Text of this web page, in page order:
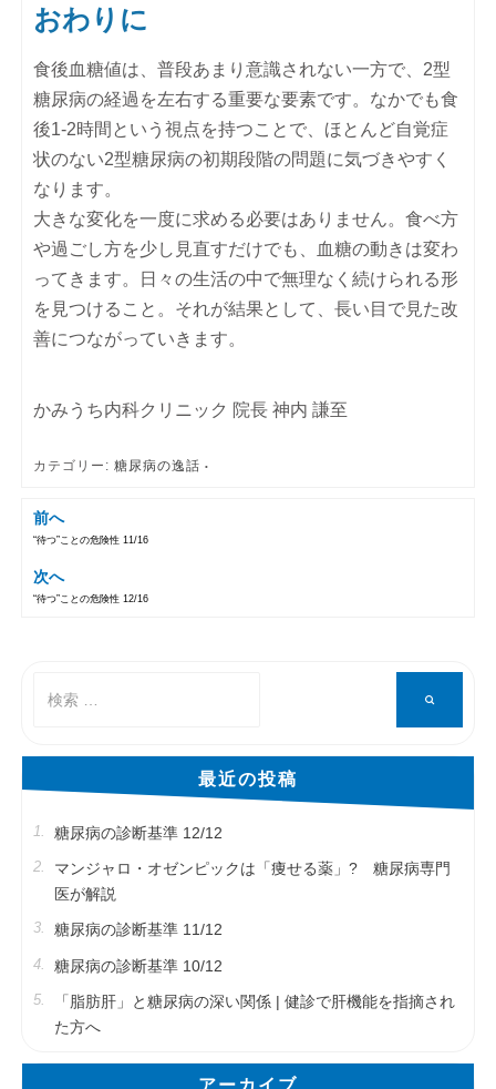
おわりに
食後血糖値は、普段あまり意識されない一方で、2型
糖尿病の経過を左右する重要な要素です。なかでも食
後1-2時間という視点を持つことで、ほとんど自覚症
状のない2型糖尿病の初期段階の問題に気づきやすく
なります。
大きな変化を一度に求める必要はありません。食べ方
や過ごし方を少し見直すだけでも、血糖の動きは変わ
ってきます。日々の生活の中で無理なく続けられる形
を見つけること。それが結果として、長い目で見た改
善につながっていきます。
かみうち内科クリニック 院長 神内 謙至
カテゴリー: 糖尿病の逸話
前へ
“待つ”ことの危険性 11/16
次へ
“待つ”ことの危険性 12/16
象:
最近の投稿
糖尿病の診断基準 12/12
マンジャロ・オゼンピックは「痩せる薬」? 糖尿病専門
医が解説
糖尿病の診断基準 11/12
糖尿病の診断基準 10/12
「脂肪肝」と糖尿病の深い関係 | 健診で肝機能を指摘され
た方へ